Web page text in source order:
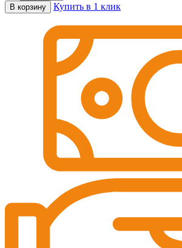
В корзину Купить в 1 клик